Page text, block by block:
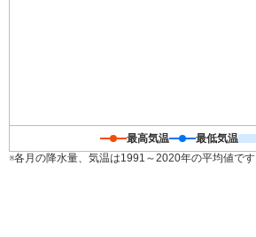
最高気温 最低気温
※各月の降水量、気温は1991～2020年の平均値です